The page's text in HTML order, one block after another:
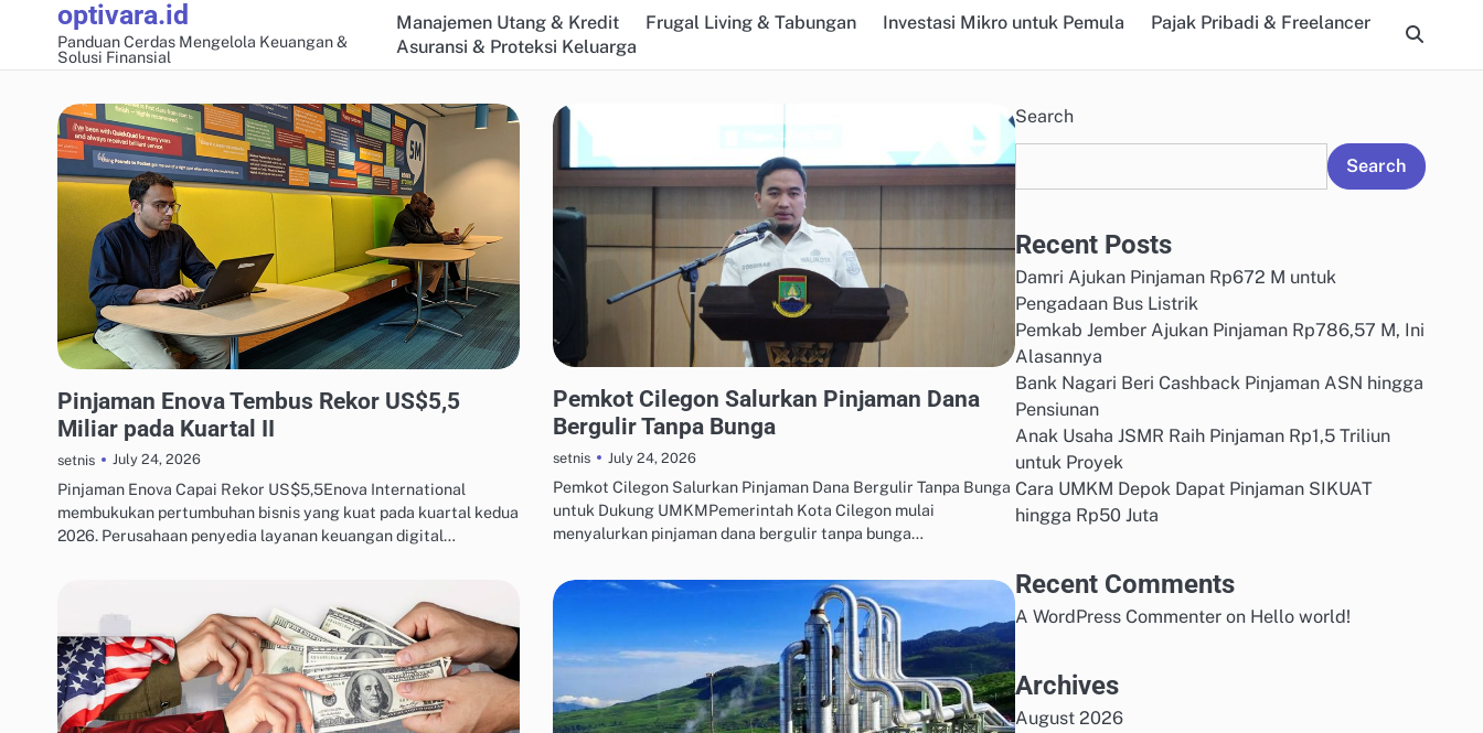
content
optivara.id
Panduan Cerdas Mengelola Keuangan &
Solusi Finansial
Manajemen Utang & Kredit Frugal Living & Tabungan Investasi Mikro untuk Pemula
Pajak Pribadi & Freelancer
Asuransi & Proteksi Keluarga
Pinjaman Enova Tembus Rekor US$5,5
Miliar pada Kuartal II
setnis July 24, 2026
Pinjaman Enova Capai Rekor US$5,5Enova International
membukukan pertumbuhan bisnis yang kuat pada kuartal kedua
2026. Perusahaan penyedia layanan keuangan digital…
Pemkot Cilegon Salurkan Pinjaman Dana
Bergulir Tanpa Bunga
setnis July 24, 2026
Pemkot Cilegon Salurkan Pinjaman Dana Bergulir Tanpa Bunga
untuk Dukung UMKMPemerintah Kota Cilegon mulai
menyalurkan pinjaman dana bergulir tanpa bunga…
Search
Search
Recent Posts
Damri Ajukan Pinjaman Rp672 M untuk
Pengadaan Bus Listrik
Pemkab Jember Ajukan Pinjaman Rp786,57 M, Ini
Alasannya
Bank Nagari Beri Cashback Pinjaman ASN hingga
Pensiunan
Anak Usaha JSMR Raih Pinjaman Rp1,5 Triliun
untuk Proyek
Cara UMKM Depok Dapat Pinjaman SIKUAT
hingga Rp50 Juta
Recent Comments
A WordPress Commenter on Hello world!
Archives
August 2026